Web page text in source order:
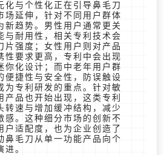
化与个性化正在引导鼻毛刀
场延伸，针对不同用户群体
新趋势。男性用户通常更关
与耐用性，相关专利技术会
片强度；女性用户则对产品
性要求更高，专利中会出现
你化设计；而中老年用户群
便捷性与安全性，防误触设
为专利研发的重点。针对敏
产品也开始出现，这类专利
转速与增加缓冲结构，减少
感。这种细分市场的创新不
户适配度，也为企业创造了
鼻毛刀从单一功能产品向个
进。